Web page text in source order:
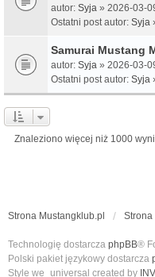
autor: Syja » 2026-03-
Ostatni post autor: Syja
Samurai Mustang
autor: Syja » 2026-03-
Ostatni post autor: Syja
Znaleziono więcej niż 1000
Strona Mustangklub.pl Strona
Technologię dostarcza phpBB®
Polski pakiet językowy dostarcza
Style we_universal created by